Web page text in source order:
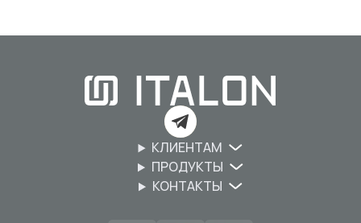
КЛИЕНТАМ
ПРОДУКТЫ
КОНТАКТЫ